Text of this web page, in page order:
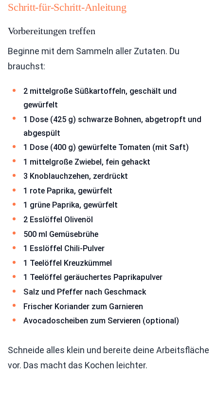
Schritt-für-Schritt-Anleitung
Vorbereitungen treffen
Beginne mit dem Sammeln aller Zutaten. Du
brauchst:
2 mittelgroße Süßkartoffeln, geschält und
gewürfelt
1 Dose (425 g) schwarze Bohnen, abgetropft und
abgespült
1 Dose (400 g) gewürfelte Tomaten (mit Saft)
1 mittelgroße Zwiebel, fein gehackt
3 Knoblauchzehen, zerdrückt
1 rote Paprika, gewürfelt
1 grüne Paprika, gewürfelt
2 Esslöffel Olivenöl
500 ml Gemüsebrühe
1 Esslöffel Chili-Pulver
1 Teelöffel Kreuzkümmel
1 Teelöffel geräuchertes Paprikapulver
Salz und Pfeffer nach Geschmack
Frischer Koriander zum Garnieren
Avocadoscheiben zum Servieren (optional)
Schneide alles klein und bereite deine Arbeitsfläche
vor. Das macht das Kochen leichter.